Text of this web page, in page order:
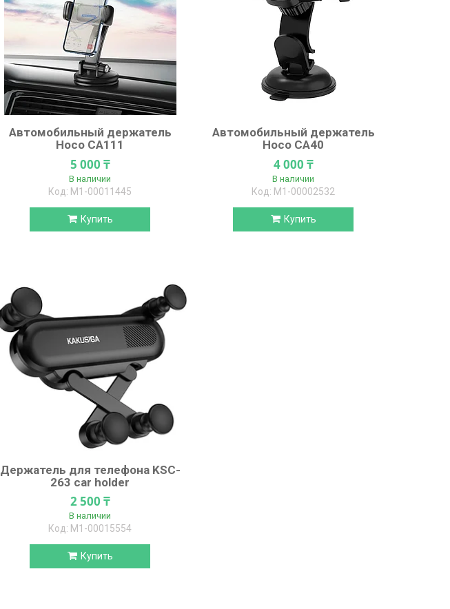
Автомобильный держатель
Hoco CA111
5 000 ₸
В наличии
М1-00011445
Купить
Автомобильный держатель
Hoco CA40
4 000 ₸
В наличии
М1-00002532
Купить
Держатель для телефона KSC-
263 car holder
2 500 ₸
В наличии
М1-00015554
Купить